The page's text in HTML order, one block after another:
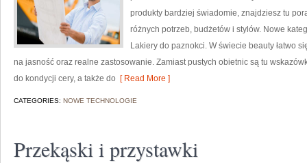
produkty bardziej świadomie, znajdziesz tu
różnych potrzeb, budżetów i stylów. Nowe
Lakiery do paznokci. W świecie beauty łatwo
na jasność oraz realne zastosowanie. Zamiast pustych obietnic są tu
do kondycji cery, a także do [ Read More ]
CATEGORIES: NOWE TECHNOLOGIE
Przekąski i przystawki